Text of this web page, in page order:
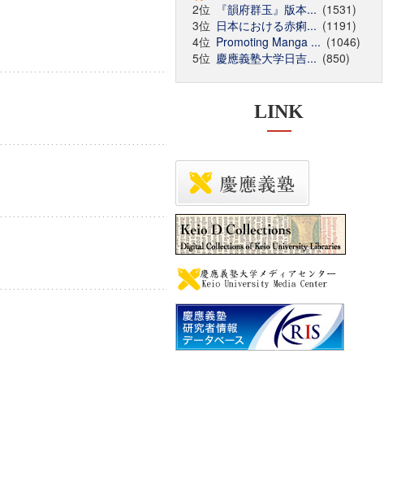
2位
『韻府群玉』版本... (1531)
3位 日本における赤痢... (1191)
4位 Promoting Manga ... (1046)
5位 慶應義塾大学日吉... (850)
LINK